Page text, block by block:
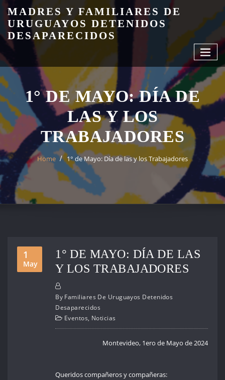
content
MADRES Y FAMILIARES DE
URUGUAYOS DETENIDOS
DESAPARECIDOS
1° DE MAYO: DÍA DE
LAS Y LOS
TRABAJADORES
Home 1° de Mayo: Día de las y los Trabajadores
1
May
1° DE MAYO: DÍA DE LAS
Y LOS TRABAJADORES
By Familiares De Uruguayos Detenidos
Desaparecidos
Eventos, Noticias
Montevideo, 1ero de Mayo de 2024
Queridos compañeros y compañeras: